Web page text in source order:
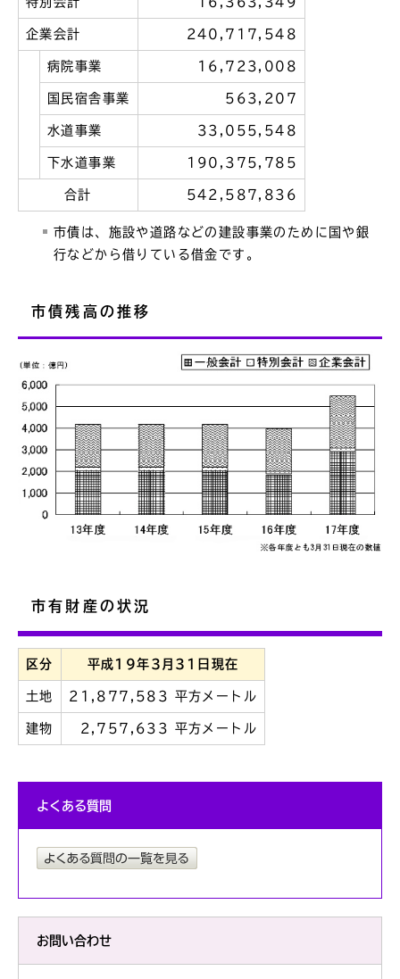
企業会計 240,717,548
病院事業 16,723,008
国民宿舎事業 563,207
水道事業 33,055,548
下水道事業 190,375,785
合計 542,587,836
市債は、施設や道路などの建設事業のために国や銀
行などから借りている借金です。
市債残高の推移
市有財産の状況
区分 平成19年3月31日現在
土地 21,877,583 平方メートル
建物 2,757,633 平方メートル
よくある質問
お問い合わせ